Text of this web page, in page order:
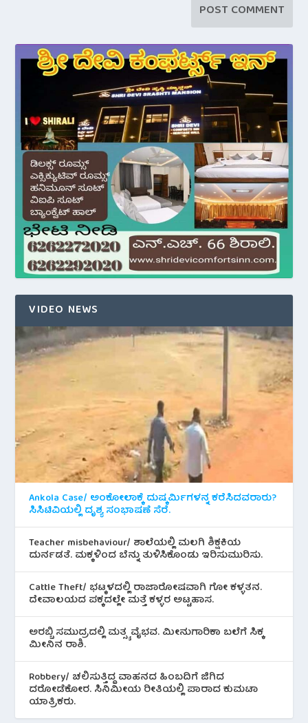
VIDEO NEWS
Ankola Case/ ಅಂಕೋಲಾಕ್ಕೆ ದುಷ್ಕರ್ಮಿಗಳನ್ನ ಕರೆಸಿದವರಾರು?
ಸಿಸಿಟಿವಿಯಲ್ಲಿ ದೃಶ್ಯ ಸಂಭಾಷಣೆ ಸೆರೆ.
Teacher misbehaviour/ ಶಾಲೆಯಲ್ಲಿ ಮಲಗಿ ಶಿಕ್ಷಕಿಯ
ದುರ್ನಡತೆ. ಮಕ್ಕಳಿಂದ ಬೆನ್ನು ತುಳಿಸಿಕೊಂಡು ಇರಿಸುಮುರಿಸು.
Cattle Theft/ ಭಟ್ಕಳದಲ್ಲಿ ರಾಜಾರೋಷವಾಗಿ ಗೋ ಕಳ್ಳತನ.
ದೇವಾಲಯದ ಪಕ್ಕದಲ್ಲೇ ಮತ್ತೆ ಕಳ್ಳರ ಅಟ್ಟಹಾಸ.
ಅರಬ್ಬಿ ಸಮುದ್ರದಲ್ಲಿ ಮತ್ಸ್ಯ ವೈಭವ. ಮೀನುಗಾರಿಕಾ ಬಲೆಗೆ ಸಿಕ್ಕ
ಮೀನಿನ‌ ರಾಶಿ.
Robbery/ ಚಲಿಸುತ್ತಿದ್ದ ವಾಹನದ ಹಿಂಬದಿಗೆ ಜಿಗಿದ
ದರೋಡೆಕೋರ. ಸಿನಿಮೀಯ ರೀತಿಯಲ್ಲಿ ಪಾರಾದ ಕುಮಟಾ
ಯಾತ್ರಿಕರು.